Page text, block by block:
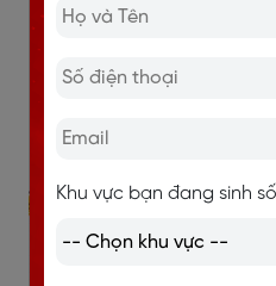
hàng rào.)
helped her colleagues.
công việc sớm mà
Khu vực bạn đang sinh